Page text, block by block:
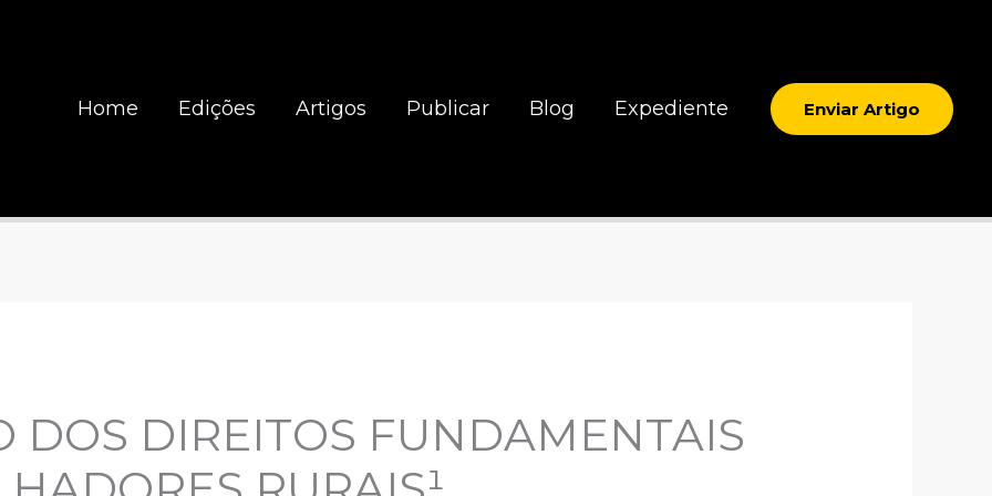
Home Edições Artigos Publicar Blog Expediente Enviar Artigo
DOS DIREITOS FUNDAMENTAIS